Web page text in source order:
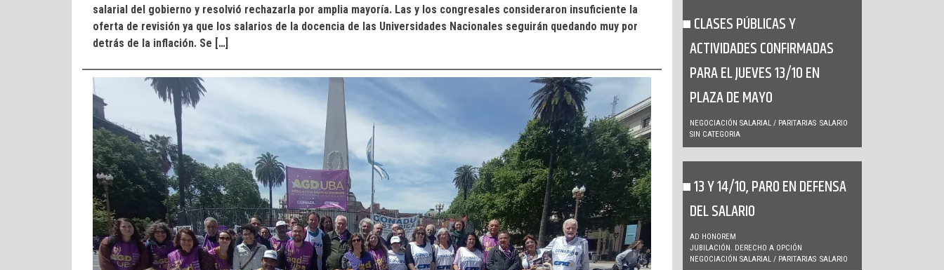
salarial del gobierno y resolvió rechazarla por amplia mayoría. Las y los congresales consideraron insuficiente la
oferta de revisión ya que los salarios de la docencia de las Universidades Nacionales seguirán quedando muy por
detrás de la inflación. Se […]
CLASES PÚBLICAS Y
ACTIVIDADES CONFIRMADAS
PARA EL JUEVES 13/10 EN
PLAZA DE MAYO
NEGOCIACIÓN SALARIAL / PARITARIAS SALARIO
SIN CATEGORIA
13 Y 14/10, PARO EN DEFENSA
DEL SALARIO
AD HONOREM
JUBILACIÓN. DERECHO A OPCIÓN
NEGOCIACIÓN SALARIAL / PARITARIAS SALARIO